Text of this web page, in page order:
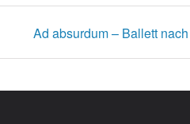
Ad absurdum – Ballett